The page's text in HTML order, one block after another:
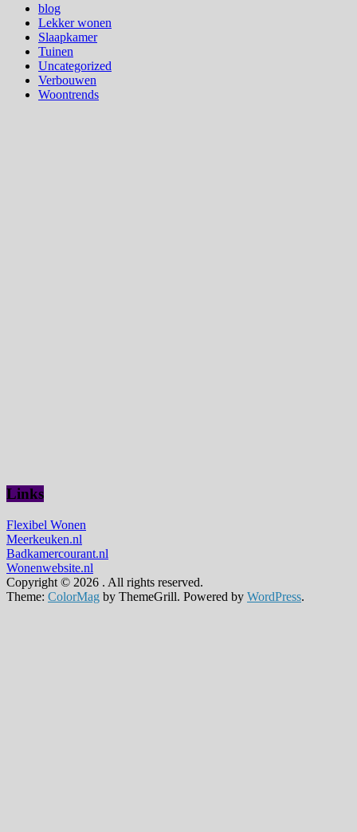
blog
Lekker wonen
Slaapkamer
Tuinen
Uncategorized
Verbouwen
Woontrends
Links
Flexibel Wonen
Meerkeuken.nl
Badkamercourant.nl
Wonenwebsite.nl
Copyright © 2026 . All rights reserved.
Theme: ColorMag by ThemeGrill. Powered by WordPress.